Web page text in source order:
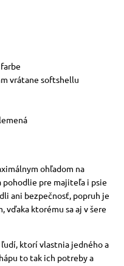
vrátane softshellu
ohľadom na
pohodlie pre majiteľa i psie
ani bezpečnosť, popruh je
vďaka ktorému sa aj v šere
ktorí vlastnia jedného a
to tak ich potreby a